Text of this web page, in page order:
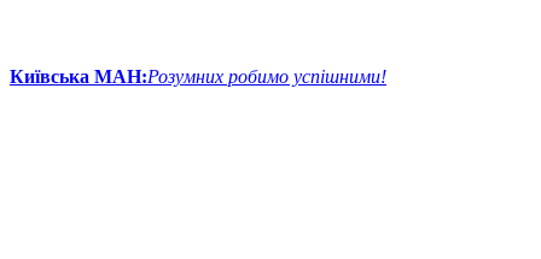
Київська МАН:Розумних робимо успішними!